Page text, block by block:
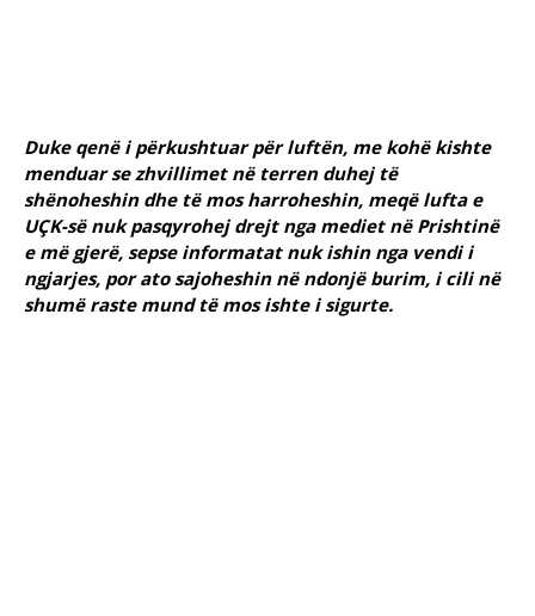
Duke qenë i përkushtuar për luftën, me kohë kishte
menduar se zhvillimet në terren duhej të
shënoheshin dhe të mos harroheshin, meqë lufta e
UÇK-së nuk pasqyrohej drejt nga mediet në Prishtinë
e më gjerë, sepse informatat nuk ishin nga vendi i
ngjarjes, por ato sajoheshin në ndonjë burim, i cili në
shumë raste mund të mos ishte i sigurte.